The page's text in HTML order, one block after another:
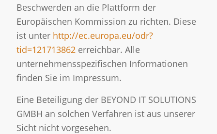
Beschwerden an die Plattform der
Europäischen Kommission zu richten. Diese
ist unter http://ec.europa.eu/odr?
tid=121713862erreichbar. Alle
unternehmensspezifischen Informationen
finden Sie im Impressum.
Eine Beteiligung der BEYOND IT SOLUTIONS
GMBH an solchen Verfahren ist aus unserer
Sicht nicht vorgesehen.